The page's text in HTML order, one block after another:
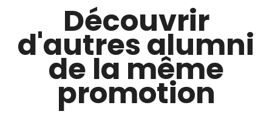
Découvrir
d'autres alumni
de la même
promotion